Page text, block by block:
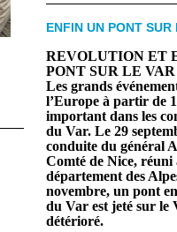
ENFIN UN PONT SUR
REVOLUTION ET
PONT SUR LE
Les grands
l’Europe à partir de
important dans les
du Var. Le 29
conduite du général
Comté de Nice, réuni
département des
novembre, un pont
du Var est jeté sur le
détérioré.